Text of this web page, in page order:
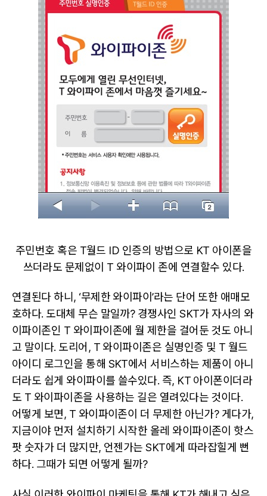
주민번호 혹은 T월드 ID 인증의 방법으로 KT 아이폰을
쓰더라도 문제없이 T 와이파이 존에 연결할수 있다.
연결된다 하니, ‘무제한 와이파이’라는 단어 또한 애매모
호하다. 도대체 무슨 말일까? 경쟁사인 SKT가 자사의 와
이파이존인 T 와이파이존에 월 제한을 걸어둔 것도 아니
고 말이다. 도리어, T 와이파이존은 실명인증 및 T 월드
아이디 로그인을 통해 SKT에서 서비스하는 제품이 아니
더라도 쉽게 와이파이를 쓸수있다. 즉, KT 아이폰이더라
도 T 와이파이존을 사용하는 길은 열려있다는 것이다.
어떻게 보면, T 와이파이존이 더 무제한 아닌가? 게다가,
지금이야 먼저 설치하기 시작한 올레 와이파이존이 핫스
팟 숫자가 더 많지만, 언젠가는 SKT에게 따라잡힐게 뻔
하다. 그때가 되면 어떻게 될까?